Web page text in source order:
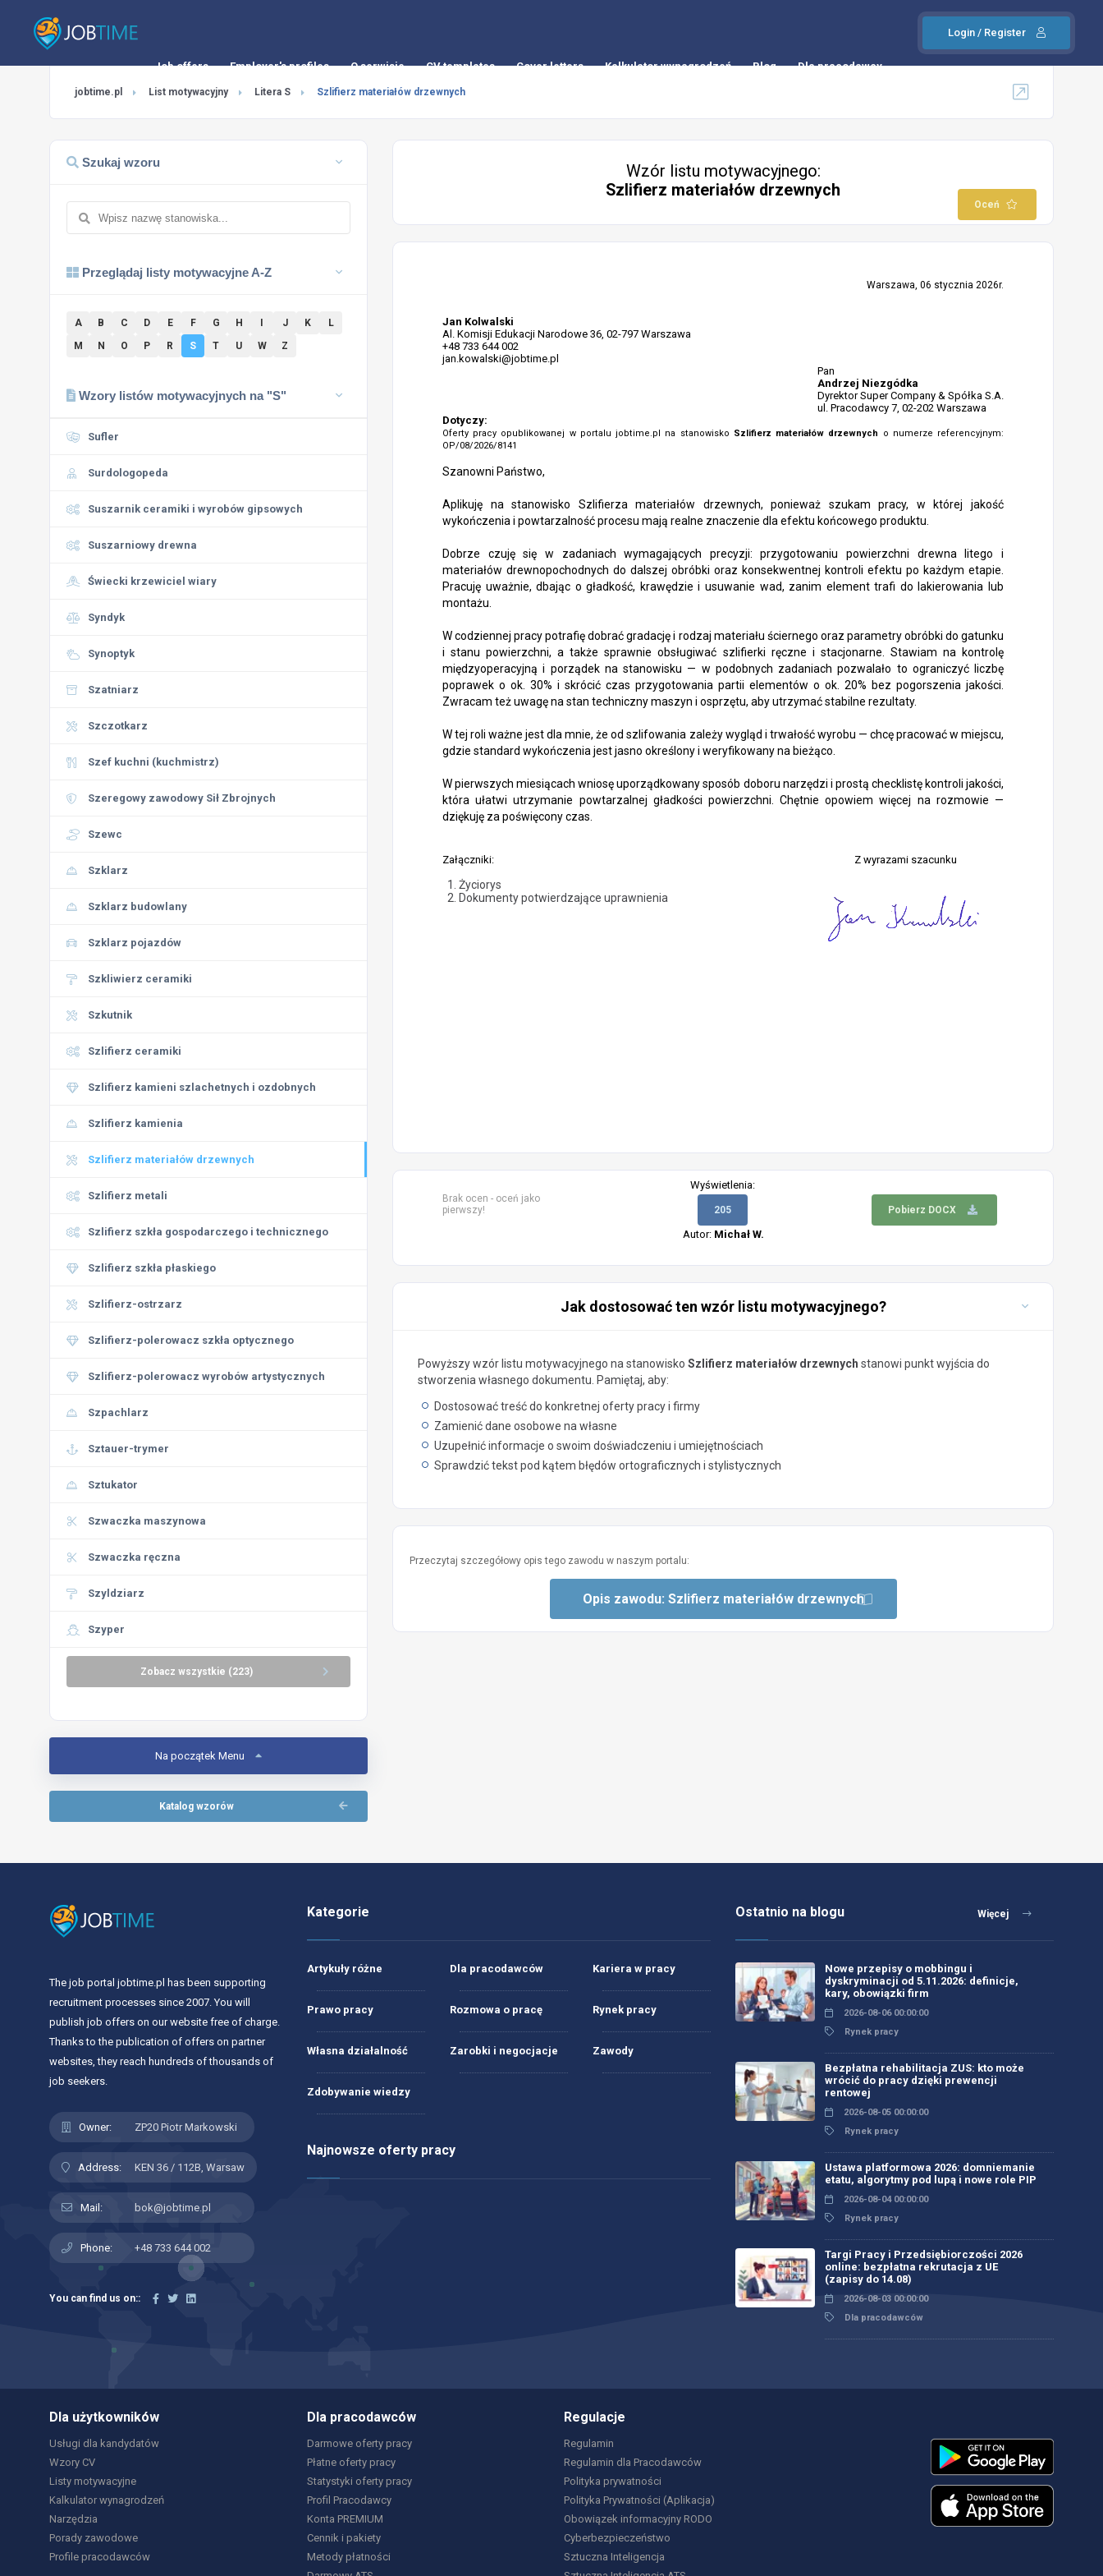
Login / Register
Job offers Employer's profiles O serwisie CV templates Cover letters Kalkulator wynagrodzeń Blog Dla pracodawcy
jobtime.pl List motywacyjny Litera S Szlifierz materiałów drzewnych
Szukaj wzoru
Przeglądaj listy motywacyjne A-Z
A B C D E F G H J K
L
M
N O P R S T U W Z
Wzory listów motywacyjnych na "S"
Sufler
Surdologopeda
Suszarnik ceramiki i wyrobów gipsowych
Suszarniowy drewna
Świecki krzewiciel wiary
Syndyk
Synoptyk
Szatniarz
Szczotkarz
Szef kuchni (kuchmistrz)
Szeregowy zawodowy Sił Zbrojnych
Szewc
Szklarz
Szklarz budowlany
Szklarz pojazdów
Szkliwierz ceramiki
Szkutnik
Szlifierz ceramiki
Szlifierz kamieni szlachetnych i ozdobnych
Szlifierz kamienia
Szlifierz materiałów drzewnych
Szlifierz metali
Szlifierz szkła gospodarczego i technicznego
Szlifierz szkła płaskiego
Szlifierz-ostrzarz
Szlifierz-polerowacz szkła optycznego
Szlifierz-polerowacz wyrobów artystycznych
Szpachlarz
Sztauer-trymer
Sztukator
Szwaczka maszynowa
Szwaczka ręczna
Szyldziarz
Szyper
Zobacz wszystkie (223)
Na początek Menu
Katalog wzorów
Wzór listu motywacyjnego:
Szlifierz materiałów drzewnych
Oceń
Warszawa, 06 stycznia 2026r.
Jan Kolwalski
Al. Komisji Edukacji Narodowe 36, 02-797 Warszawa
+48 733 644 002
jan.kowalski@jobtime.pl
Pan
Andrzej Niezgódka
Dyrektor Super Company & Spółka S.A.
ul. Pracodawcy 7, 02-202 Warszawa
Dotyczy:
Oferty pracy opublikowanej w portalu jobtime.pl na stanowisko Szlifierz materiałów drzewnych
o numerze referencyjnym:
OP/08/2026/8141
Szanowni Państwo,
Aplikuję na stanowisko Szlifierza materiałów drzewnych, ponieważ szukam pracy, w której jakość
wykończenia i powtarzalność procesu mają realne znaczenie dla efektu końcowego produktu.
Dobrze czuję się w zadaniach wymagających precyzji: przygotowaniu powierzchni drewna litego i
materiałów drewnopochodnych do dalszej obróbki oraz konsekwentnej kontroli efektu po każdym etapie.
Pracuję uważnie, dbając o gładkość, krawędzie i usuwanie wad, zanim element trafi do lakierowania lub
montażu.
W codziennej pracy potrafię dobrać gradację i rodzaj materiału ściernego oraz parametry obróbki do gatunku
i stanu powierzchni, a także sprawnie obsługiwać szlifierki ręczne i stacjonarne. Stawiam na kontrolę
międzyoperacyjną i porządek na stanowisku — w podobnych zadaniach pozwalało to ograniczyć liczbę
poprawek o ok. 30% i skrócić czas przygotowania partii elementów o ok. 20% bez pogorszenia jakości.
Zwracam też uwagę na stan techniczny maszyn i osprzętu, aby utrzymać stabilne rezultaty.
W tej roli ważne jest dla mnie, że od szlifowania zależy wygląd i trwałość wyrobu — chcę pracować w miejscu,
gdzie standard wykończenia jest jasno określony i weryfikowany na bieżąco.
W pierwszych miesiącach wniosę uporządkowany sposób doboru narzędzi i prostą checklistę kontroli jakości,
która ułatwi utrzymanie powtarzalnej gładkości powierzchni. Chętnie opowiem więcej na rozmowie —
dziękuję za poświęcony czas.
Załączniki:
Życiorys
Dokumenty potwierdzające uprawnienia
Z wyrazami szacunku
Brak ocen - oceń jako
pierwszy!
Wyświetlenia:
205 Pobierz DOCX
Autor: Michał W.
Jak dostosować ten wzór listu motywacyjnego?
Powyższy wzór listu motywacyjnego na stanowisko Szlifierz materiałów drzewnych stanowi punkt wyjścia do
stworzenia własnego dokumentu. Pamiętaj, aby:
Dostosować treść do konkretnej oferty pracy i firmy
Zamienić dane osobowe na własne
Uzupełnić informacje o swoim doświadczeniu i umiejętnościach
Sprawdzić tekst pod kątem błędów ortograficznych i stylistycznych
Przeczytaj szczegółowy opis tego zawodu w naszym portalu:
Opis zawodu: Szlifierz materiałów drzewnych
The job portal jobtime.pl has been supporting
recruitment processes since 2007. You will
publish job offers on our website free of charge.
Thanks to the publication of offers on partner
websites, they reach hundreds of thousands of
job seekers.
Owner: ZP20 Piotr Markowski
Address: KEN 36 / 112B, Warsaw
Mail: bok@jobtime.pl
Phone: +48 733 644 002
You can find us on::
Kategorie
Artykuły różne Dla pracodawców Kariera w pracy
Prawo pracy Rozmowa o pracę Rynek pracy
Własna działalność Zarobki i negocjacje Zawody
Zdobywanie wiedzy
Najnowsze oferty pracy
Ostatnio na blogu Więcej
Nowe przepisy o mobbingu i
dyskryminacji od 5.11.2026: definicje,
kary, obowiązki firm
2026-08-06 00:00:00
Rynek pracy
Bezpłatna rehabilitacja ZUS: kto może
wrócić do pracy dzięki prewencji
rentowej
2026-08-05 00:00:00
Rynek pracy
Ustawa platformowa 2026: domniemanie
etatu, algorytmy pod lupą i nowe role PIP
2026-08-04 00:00:00
Rynek pracy
Targi Pracy i Przedsiębiorczości 2026
online: bezpłatna rekrutacja z UE
(zapisy do 14.08)
2026-08-03 00:00:00
Dla pracodawców
Dla użytkowników
Usługi dla kandydatów
Wzory CV
Listy motywacyjne
Kalkulator wynagrodzeń
Narzędzia
Porady zawodowe
Profile pracodawców
Dla pracodawców
Darmowe oferty pracy
Płatne oferty pracy
Statystyki oferty pracy
Profil Pracodawcy
Konta PREMIUM
Cennik i pakiety
Metody płatności
Regulacje
Regulamin
Regulamin dla Pracodawców
Polityka prywatności
Polityka Prywatności (Aplikacja)
Obowiązek informacyjny RODO
Cyberbezpieczeństwo
Sztuczna Inteligencja